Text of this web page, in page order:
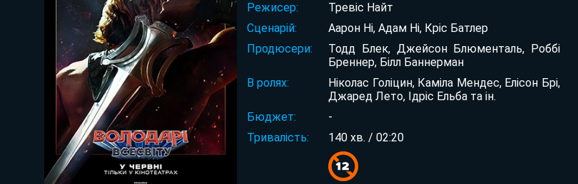
Режисер:
Тревіс Найт
Сценарій:
Аарон Ні, Адам Ні, Кріс Батлер
Продюсери:
Тодд Блек, Джейсон Блюменталь, Роббі
Бреннер, Білл Баннерман
В ролях:
Ніколас Голіцин, Каміла Мендес, Елісон Брі,
Джаред Лето, Ідріс Ельба та ін.
Бюджет:
-
Тривалість:
140 хв. / 02:20